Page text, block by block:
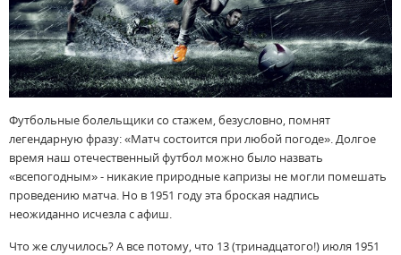
Футбольные болельщики со стажем, безусловно, помнят
легендарную фразу: «Матч состоится при любой погоде». Долгое
время наш отечественный футбол можно было назвать
«всепогодным» - никакие природные капризы не могли помешать
проведению матча. Но в 1951 году эта броская надпись
неожиданно исчезла с афиш.
Что же случилось? А все потому, что 13 (тринадцатого!) июля 1951